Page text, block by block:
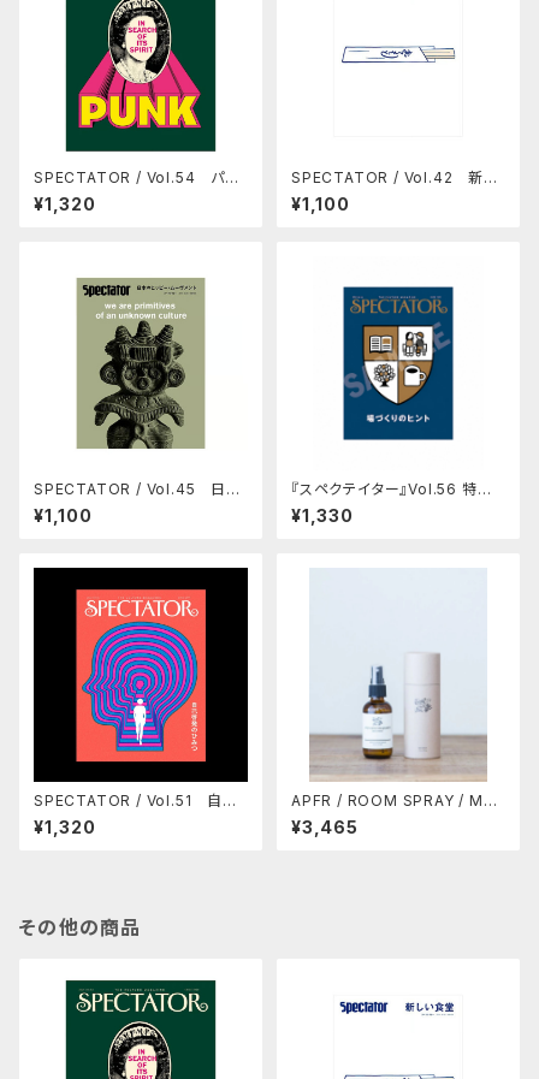
SPECTATOR / Vol.54 パン
クの正体
¥1,320
SPECTATOR / Vol.42 新し
い食堂
¥1,100
SPECTATOR / Vol.45 日本
のヒッピー・ムーヴメント
¥1,100
『スペクテイター』Vol.56 特集：
場づくりのヒント
¥1,330
SPECTATOR / Vol.51 自己
啓発のひみつ
¥1,320
APFR / ROOM SPRAY / MO
SS SWAMP (10%OFF)
¥3,465
その他の商品